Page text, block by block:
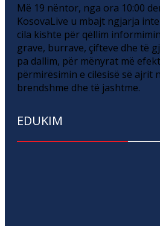
Më 19 nëntor, nga ora 10:00
KosovaLive u mbajt ngjarja
cila kishte për qëllim
grave, burrave, çifteve dhe të
pa dallim, për mënyrat më
përmirësimin e cilësisë së ajrit
brendshme dhe të jashtme.
EDUKIM